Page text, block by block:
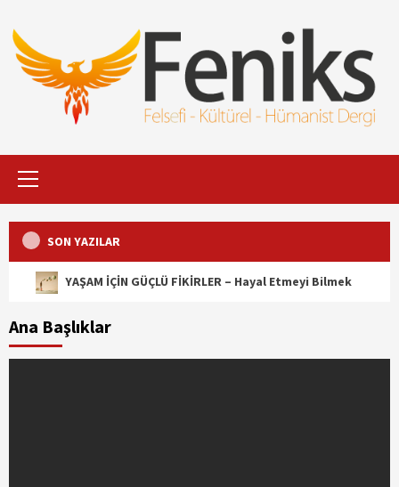
Geç
Primary
SON YAZILAR
YAŞAM İÇİN GÜÇLÜ FİKİRLER – Hayal Etmeyi Bilmek
Ana Başlıklar